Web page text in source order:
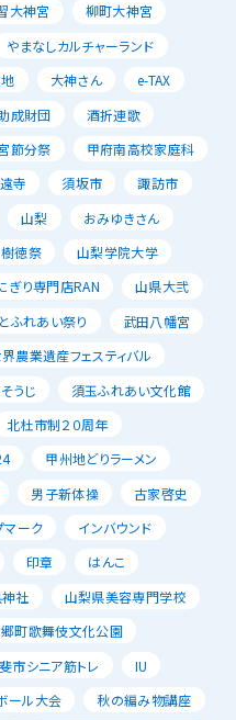
大神宮
柳町大神宮
やまなしカルチャーランド
大神さん
e-TAX
成財団
酒折連歌
節分祭
甲府南高校家庭科
寺 須坂市
諏訪市
山梨
おみゆきさん
樹徳祭
山梨学院大学
ぎり専門店RAN
山県大弐
ふれあい祭り
武田八幡宮
農業遺産フェスティバル
うじ
須玉ふれあい文化館
北杜市制２０周年
甲州地どりラーメン
男子新体操
古家啓史
マーク
インバウンド
印章
はんこ
社
山梨県美容専門学校
町歌舞伎文化公園
市シニア筋トレ
IU
ール大会
秋の編み物講座